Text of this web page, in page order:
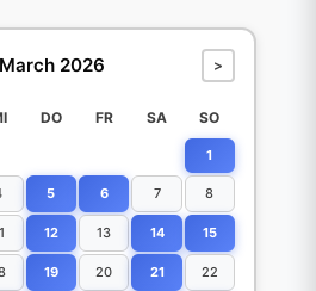
March 2026 >
DO FR SA SO
1
5 6 7 8
12 13 14 15
19 20 21 22